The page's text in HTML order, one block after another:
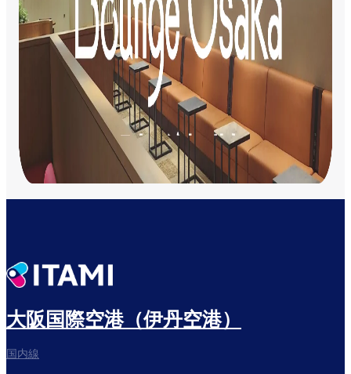
大阪国際空港（伊丹空港）
国内線